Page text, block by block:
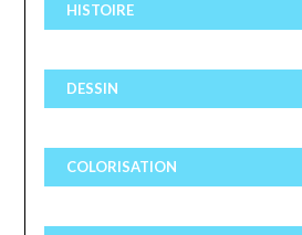
HISTOIRE
DESSIN
COLORISATION